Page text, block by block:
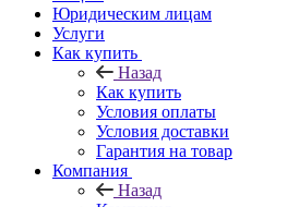
Юридическим лицам
Услуги
Как купить
Назад
Как купить
Условия оплаты
Условия доставки
Гарантия на товар
Компания
Назад